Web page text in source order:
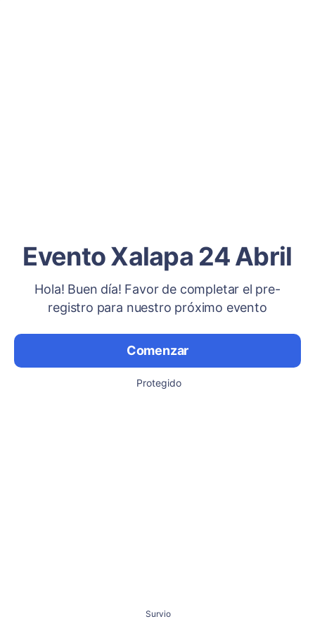
Evento Xalapa 24 Abril
Hola! Buen día! Favor de completar el pre-
registro para nuestro próximo evento
Comenzar
Protegido
Survio